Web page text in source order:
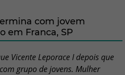
com jovem
em Franca, SP
Vicente Leporace I depois que
grupo de jovens. Mulher